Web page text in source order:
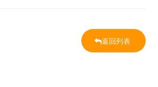
返回列表